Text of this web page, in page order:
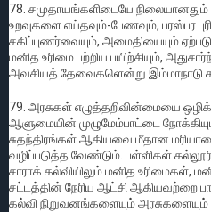
78. சமுதாயங்களிடையே
உறவுகளை எய்தவும்-பேணவும், பரஸ்பர
சகிப்புணர்வையும், அமைதியையும்
மனித உரிமை பற்றிய பயிற்சியும்,
அவசியத் தேவைகளென்று இம்மாநாடு
79. அரசுகள் எழுத்தறிவின்மையை
ஆளுமையின் முழுமேம்பாட்டை
சுதந்திரங்கள் ஆகியவை மீதான
வழிப்படுத்த வேண்டும். பள்ளிகள்
சாராக் கல்வியிலும் மனித உரிமைகள்,
சட்டத்தின் நேரிய ஆட்சி ஆகியவற்றை
கல்வி நிறுவனங்களையும்